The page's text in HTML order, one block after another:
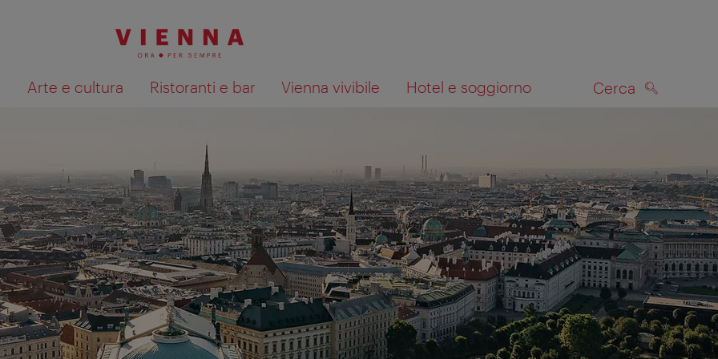
Arte e cultura Ristoranti e bar Vienna vivibile Hotel e soggiorno Cerca